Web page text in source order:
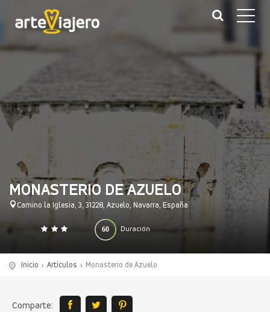
MONASTERIO DE AZUELO
Camino la Iglesia, 3, 31228, Azuelo, Navarra, España
Duración
60
0 140
Inicio Artículos Monasterio de Azuelo
Comparte: